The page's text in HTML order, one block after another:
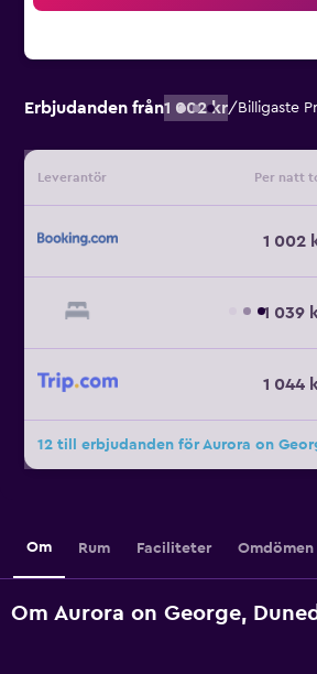
Erbjudanden från1 002 kr/ Billigaste
Leverantör Per natt
1 002
1 039
1 044
12 till erbjudanden för Aurora on
Om Rum Faciliteter Omdömen
Om Aurora on George,